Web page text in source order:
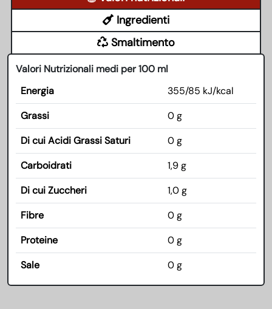
Ingredienti
Smaltimento
Valori Nutrizionali medi per 100 ml
Energia
355/85 kJ/kcal
Grassi
0 g
Di cui Acidi Grassi Saturi
0 g
Carboidrati
1,9 g
Di cui Zuccheri
1,0 g
Fibre
0 g
Proteine
0 g
Sale
0 g